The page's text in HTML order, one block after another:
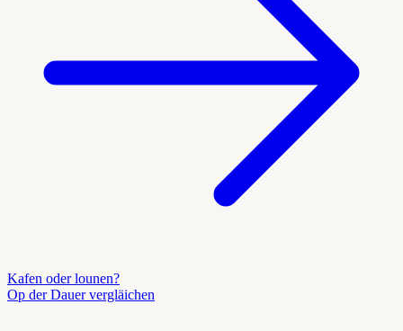
Kafen oder lounen?
Op der Dauer vergläichen